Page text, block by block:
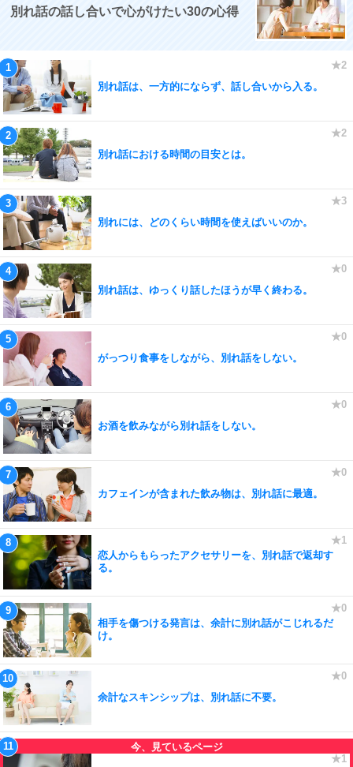
別れ話の話し合いで心がけたい30の心得
別れ話は、一方的にならず、話し合いから入る。
別れ話における時間の目安とは。
別れには、どのくらい時間を使えばいいのか。
別れ話は、ゆっくり話したほうが早く終わる。
がっつり食事をしながら、別れ話をしない。
お酒を飲みながら別れ話をしない。
カフェインが含まれた飲み物は、別れ話に最適。
恋人からもらったアクセサリーを、別れ話で返却す
る。
相手を傷つける発言は、余計に別れ話がこじれるだ
け。
余計なスキンシップは、別れ話に不要。